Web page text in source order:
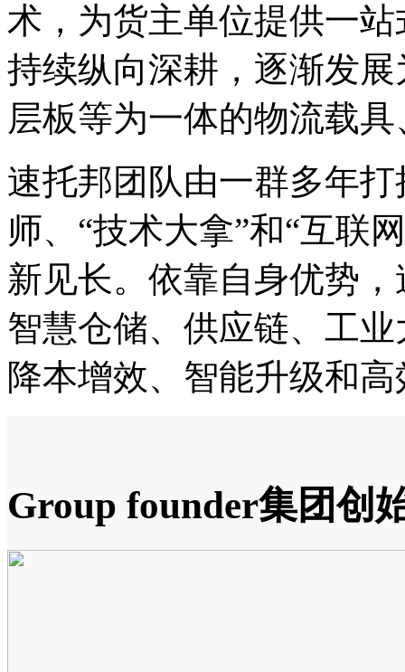
术，为货主单位提供一
持续纵向深耕，逐渐发
层板等为一体的物流载
速托邦团队由一群多年
师、“技术大拿”和“互联
新见长。依靠自身优势
智慧仓储、供应链、工
降本增效、智能升级和
Group founder集团创